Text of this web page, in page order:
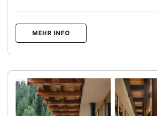
MEHR INFO